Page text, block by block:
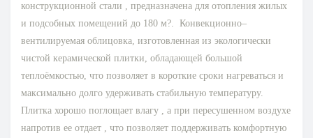
конструкционной стали , предназначена для отопления жилых
и подсобных помещений до 180 м?. Конвекционно–
вентилируемая облицовка, изготовленная из экологически
чистой керамической плитки, обладающей большой
теплоёмкостью, что позволяет в короткие сроки нагреваться и
максимально долго удерживать стабильную температуру.
Плитка хорошо поглощает влагу , а при пересушенном воздухе
напротив ее отдает , что позволяет поддерживать комфортную